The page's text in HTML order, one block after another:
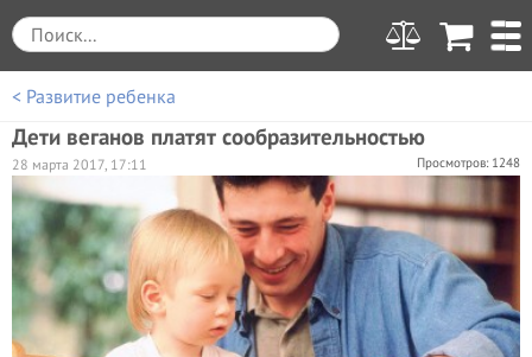
< Развитие ребенка
Дети веганов платят сообразительностью
Просмотров: 1248
28 марта 2017, 17:11